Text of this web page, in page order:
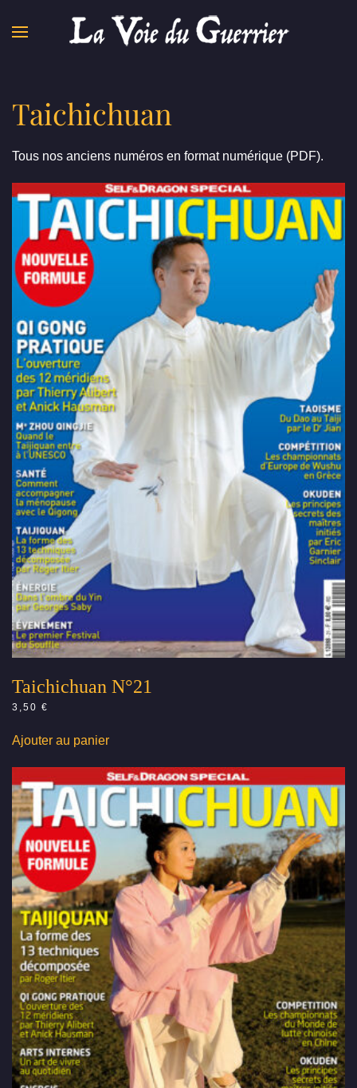
Skip to main content
Taichichuan
Tous nos anciens numéros en format numérique (PDF).
Taichichuan N°21
3,50 €
Ajouter au panier